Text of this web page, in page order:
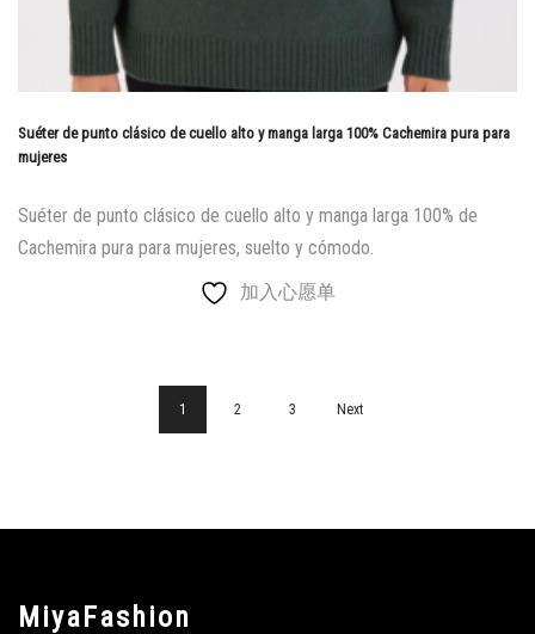
Suéter de punto clásico de cuello alto y manga larga 100% Cachemira pura para
mujeres
Suéter de punto clásico de cuello alto y manga larga 100% de
Cachemira pura para mujeres, suelto y cómodo.
加入心愿单
1 2 3 Next
MiyaFashion